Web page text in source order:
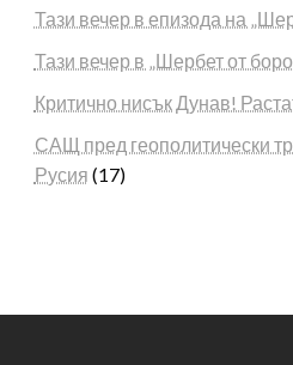
Тази вечер в епизода на
Тази вечер в „Шербет от
Критично нисък Дунав!
САЩ пред геополитически
Русия (17)